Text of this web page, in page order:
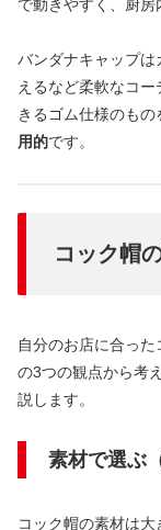
で動きやすく、厨房
バンダナキャップ
えるなど柔軟なコ
きるゴム仕様のもの
用的です。
コック帽
自分のお店に合っ
の3つの観点から考
説します。
素材で選ぶ
コック帽の素材は大